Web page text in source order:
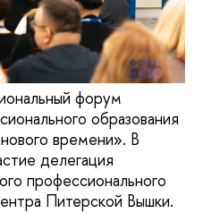
форум
образования
времени». В
делегация
профессионального
Питерской Вышки.